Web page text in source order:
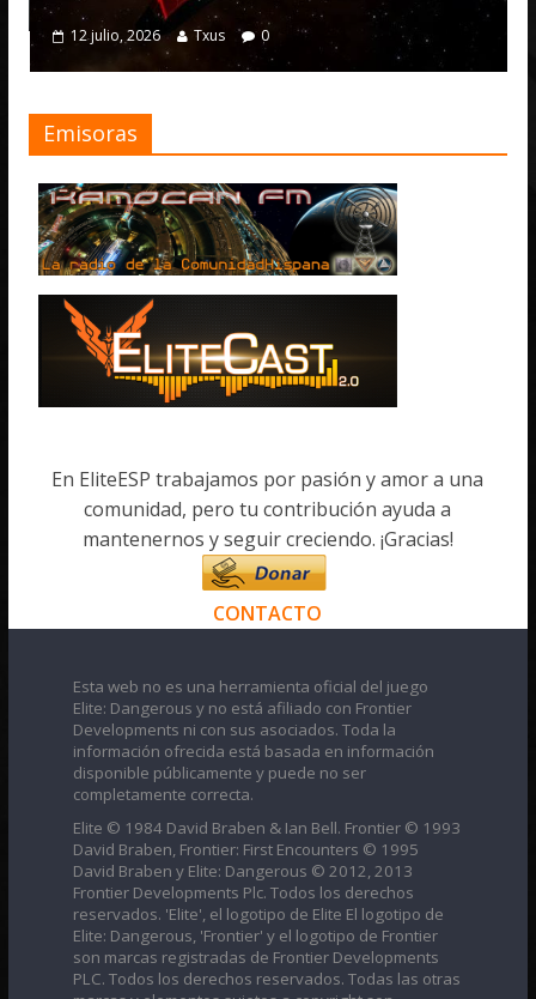
12 julio, 2026 Txus 0
Emisoras
En EliteESP trabajamos por pasión y amor a una
comunidad, pero tu contribución ayuda a
mantenernos y seguir creciendo. ¡Gracias!
CONTACTO
Esta web no es una herramienta oficial del juego
Elite: Dangerous y no está afiliado con Frontier
Developments ni con sus asociados. Toda la
información ofrecida está basada en información
disponible públicamente y puede no ser
completamente correcta.
Elite © 1984 David Braben & Ian Bell. Frontier © 1993
David Braben, Frontier: First Encounters © 1995
David Braben y Elite: Dangerous © 2012, 2013
Frontier Developments Plc. Todos los derechos
reservados. 'Elite', el logotipo de Elite El logotipo de
Elite: Dangerous, 'Frontier' y el logotipo de Frontier
son marcas registradas de Frontier Developments
PLC. Todos los derechos reservados. Todas las otras